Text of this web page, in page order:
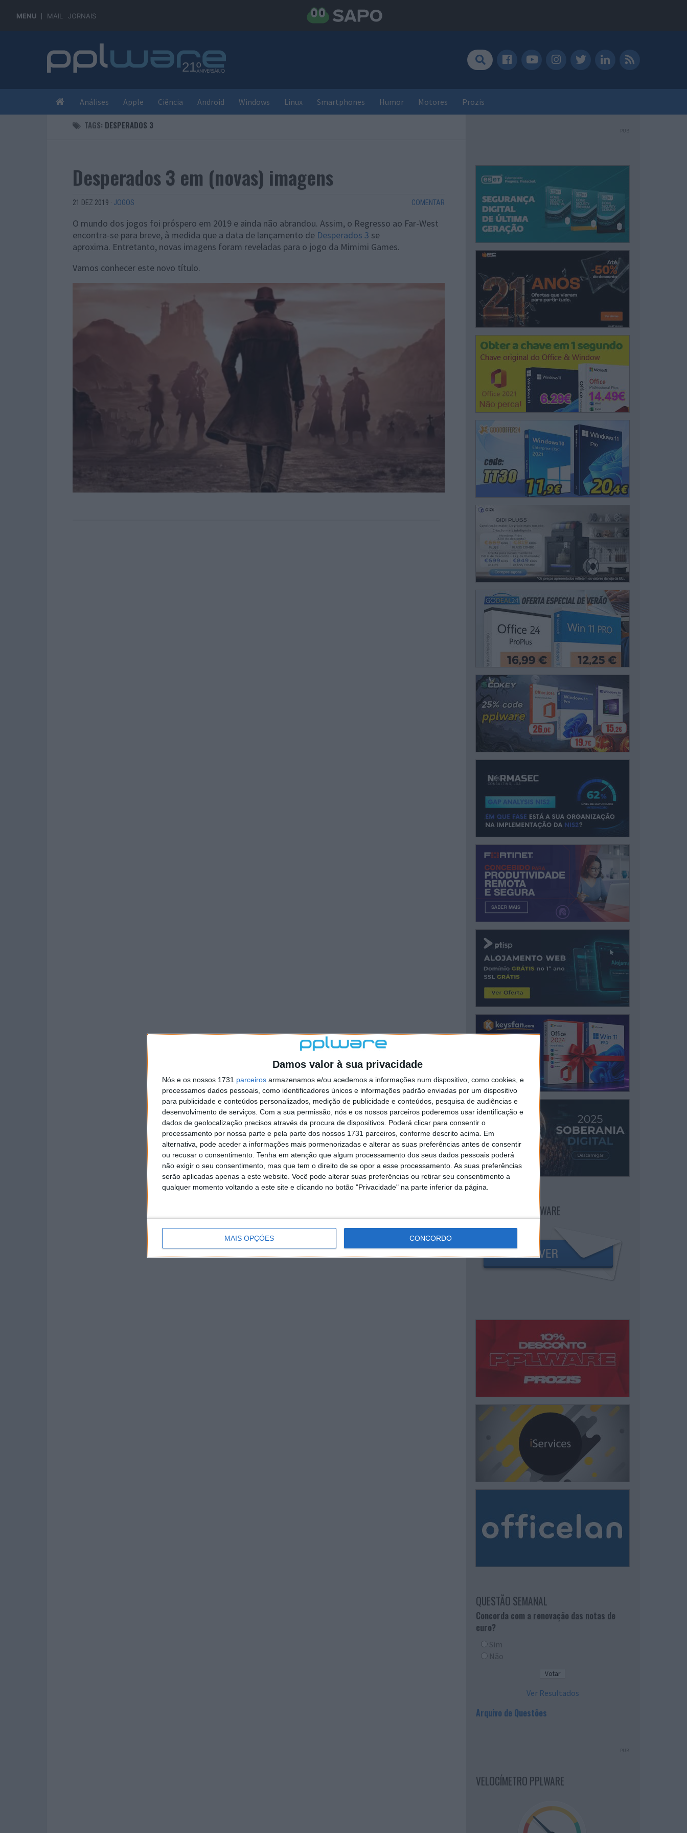
Damos valor à sua privacidade
Nós e os nossos 1731 parceiros armazenamos e/ou acedemos a informações num dispositivo, como cookies, e
processamos dados pessoais, como identificadores únicos e informações padrão enviadas por um dispositivo
para publicidade e conteúdos personalizados, medição de publicidade e conteúdos, pesquisa de audiências e
desenvolvimento de serviços. Com a sua permissão, nós e os nossos parceiros poderemos usar identificação e
dados de geolocalização precisos através da procura de dispositivos. Poderá clicar para consentir o
processamento por nossa parte e pela parte dos nossos 1731 parceiros, conforme descrito acima. Em
alternativa, pode aceder a informações mais pormenorizadas e alterar as suas preferências antes de consentir
ou recusar o consentimento. Tenha em atenção que algum processamento dos seus dados pessoais poderá
não exigir o seu consentimento, mas que tem o direito de se opor a esse processamento. As suas preferências
serão aplicadas apenas a este website. Você pode alterar suas preferências ou retirar seu consentimento a
qualquer momento voltando a este site e clicando no botão "Privacidade" na parte inferior da página.
MAIS OPÇÕES CONCORDO
MENU MAIL JORNAIS
Análises Apple Ciência Android Windows Linux Smartphones Humor Motores Prozis
TAGS: DESPERADOS 3
Desperados 3 em (novas) imagens
21 DEZ 2019 · JOGOS COMENTAR
O mundo dos jogos foi próspero em 2019 e ainda não abrandou. Assim, o Regresso ao Far-West
encontra-se para breve, à medida que a data de lançamento de Desperados 3 se
aproxima. Entretanto, novas imagens foram reveladas para o jogo da Mimimi Games.
Vamos conhecer este novo título.
PUB
NEWSLETTER PPLWARE
QUESTÃO SEMANAL
Concorda com a renovação das notas de
euro?
Sim
Não
Ver Resultados
Arquivo de Questões
PUB
VELOCÍMETRO PPLWARE